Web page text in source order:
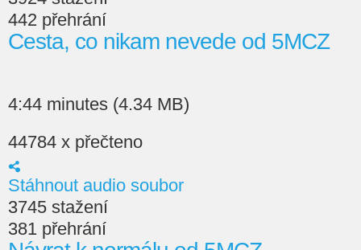
442 přehrání
Cesta, co nikam nevede od 5MCZ
4:44 minutes (4.34 MB)
44784 x přečteno
Stáhnout audio soubor
3745 stažení
381 přehrání